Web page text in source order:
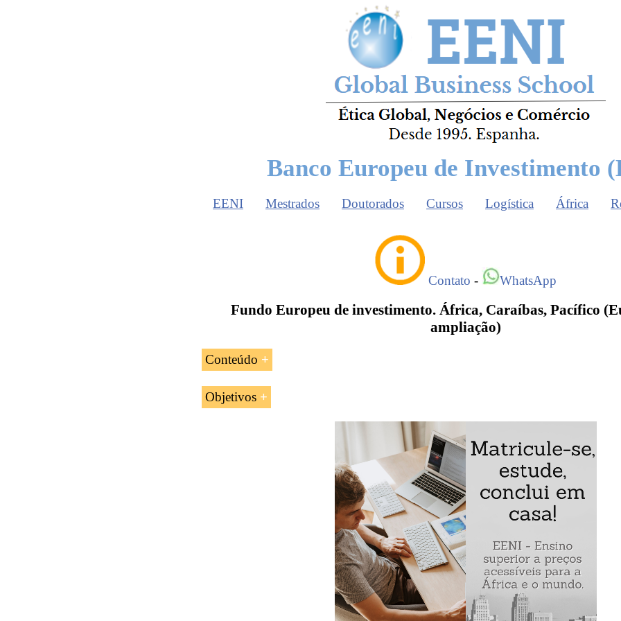
Banco Europeu de Investimento
EENI Mestrados Doutorados Cursos Logística África
Contato - WhatsApp
Fundo Europeu de investimento. África, Caraíbas, Pacífico
ampliação)
Conteúdo
Introdução ao Banco Europeu de Investimento (BEI) da União Europeia
A estratégia do Banco Europeu de Investimento para
Os países da ampliação
A América Latina
Os vizinhos do leste da União Europeia
O Fundo Euro-Mediterrâneo de investimento e cooperação
Objetivos
Os objetivos da unidade curricular «O Banco Europeu de Investimento» são:
Compreender os objetivos e as áreas de cooperação do Banco Europeu
Analisar a estratégia do Banco Europeu de Investimento
Avaliar o Fundo Euro-Mediterrâneo de investimento e de Cooperação